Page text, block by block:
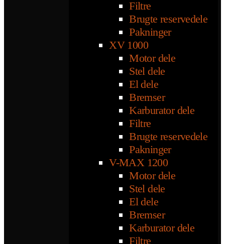
Filtre
Brugte reservedele
Pakninger
XV 1000
Motor dele
Stel dele
El dele
Bremser
Karburator dele
Filtre
Brugte reservedele
Pakninger
V-MAX 1200
Motor dele
Stel dele
El dele
Bremser
Karburator dele
Filtre